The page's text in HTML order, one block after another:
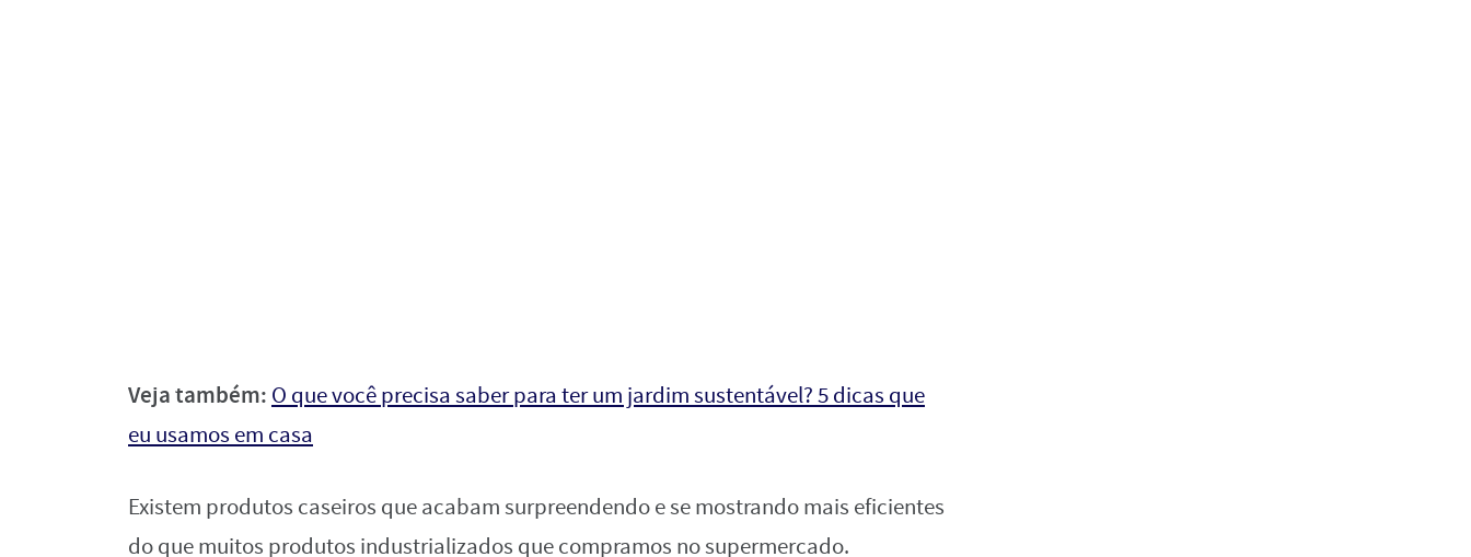
Veja também: O que você precisa saber para ter um jardim sustentável? 5 dicas que
eu usamos em casa
Existem produtos caseiros que acabam surpreendendo e se mostrando mais eficientes
do que muitos produtos industrializados que compramos no supermercado.